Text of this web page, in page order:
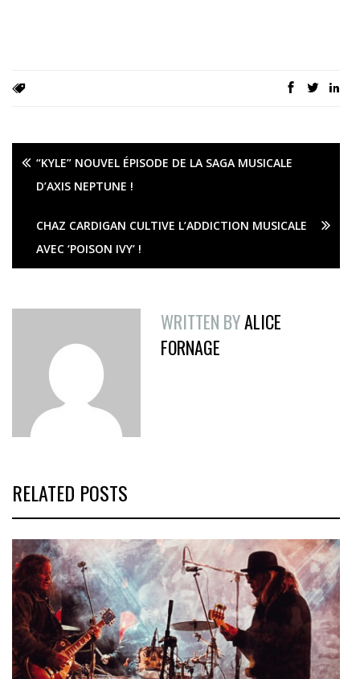
“KYLE” NOUVEL ÉPISODE DE LA SAGA MUSICALE
D’AXIS NEPTUNE !
CHAZ CARDIGAN CULTIVE L’ADDICTION MUSICALE
AVEC ‘POISON IVY’ !
WRITTEN BYALICE
FORNAGE
RELATED POSTS